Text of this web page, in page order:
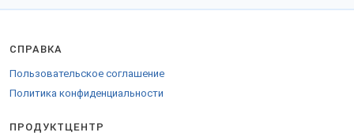
бумаги.
Закажите продукцию настенде компании
СПРАВКА
Пользовательское соглашение
Политика конфиденциальности
ПРОДУКТЦЕНТР